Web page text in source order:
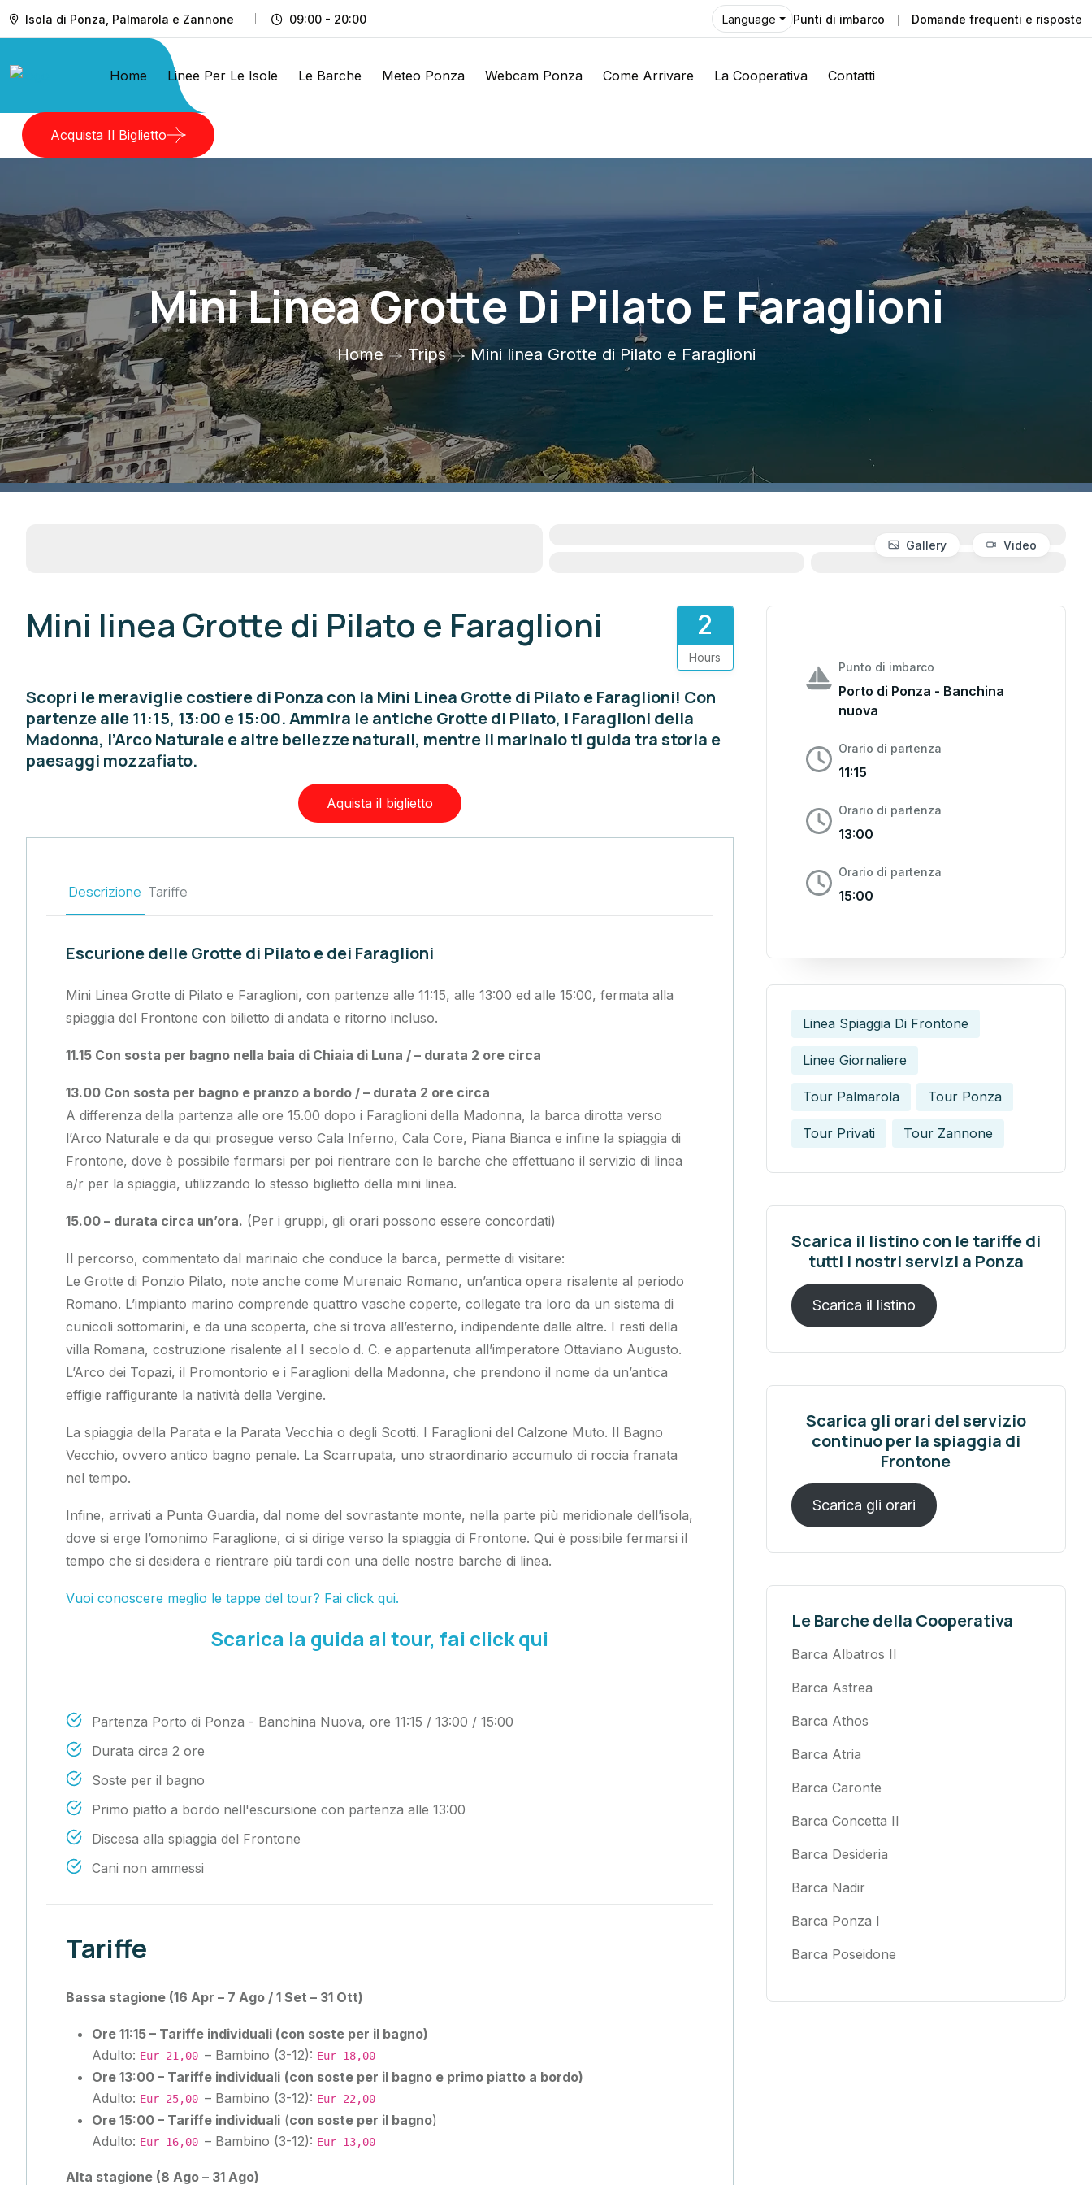
Isola di Ponza, Palmarola e Zannone 09:00 - 20:00 Language Punti di imbarco Domande frequenti e risposte
Home Linee Per Le Isole Le Barche Meteo Ponza Webcam Ponza Come Arrivare La Cooperativa Contatti
Acquista Il Biglietto
Mini Linea Grotte Di Pilato E Faraglioni
Home Trips Mini linea Grotte di Pilato e Faraglioni
Gallery Video
Mini linea Grotte di Pilato e Faraglioni 2
Hours
Scopri le meraviglie costiere di Ponza con la Mini Linea Grotte di Pilato e Faraglioni! Con
partenze alle 11:15, 13:00 e 15:00. Ammira le antiche Grotte di Pilato, i Faraglioni della
Madonna, l’Arco Naturale e altre bellezze naturali, mentre il marinaio ti guida tra storia e
paesaggi mozzafiato.
Aquista il biglietto
Descrizione Tariffe
Escurione delle Grotte di Pilato e dei Faraglioni
Mini Linea Grotte di Pilato e Faraglioni, con partenze alle 11:15, alle 13:00 ed alle 15:00, fermata alla
spiaggia del Frontone con bilietto di andata e ritorno incluso.
11.15 Con sosta per bagno nella baia di Chiaia di Luna / – durata 2 ore circa
13.00 Con sosta per bagno e pranzo a bordo / – durata 2 ore circa
A differenza della partenza alle ore 15.00 dopo i Faraglioni della Madonna, la barca dirotta verso
l’Arco Naturale e da qui prosegue verso Cala Inferno, Cala Core, Piana Bianca e infine la spiaggia di
Frontone, dove è possibile fermarsi per poi rientrare con le barche che effettuano il servizio di linea
a/r per la spiaggia, utilizzando lo stesso biglietto della mini linea.
15.00 – durata circa un’ora. (Per i gruppi, gli orari possono essere concordati)
Il percorso, commentato dal marinaio che conduce la barca, permette di visitare:
Le Grotte di Ponzio Pilato, note anche come Murenaio Romano, un’antica opera risalente al periodo
Romano. L’impianto marino comprende quattro vasche coperte, collegate tra loro da un sistema di
cunicoli sottomarini, e da una scoperta, che si trova all’esterno, indipendente dalle altre. I resti della
villa Romana, costruzione risalente al I secolo d. C. e appartenuta all’imperatore Ottaviano Augusto.
L’Arco dei Topazi, il Promontorio e i Faraglioni della Madonna, che prendono il nome da un’antica
effigie raffigurante la natività della Vergine.
La spiaggia della Parata e la Parata Vecchia o degli Scotti. I Faraglioni del Calzone Muto. Il Bagno
Vecchio, ovvero antico bagno penale. La Scarrupata, uno straordinario accumulo di roccia franata
nel tempo.
Infine, arrivati a Punta Guardia, dal nome del sovrastante monte, nella parte più meridionale dell’isola,
dove si erge l’omonimo Faraglione, ci si dirige verso la spiaggia di Frontone. Qui è possibile fermarsi il
tempo che si desidera e rientrare più tardi con una delle nostre barche di linea.
Vuoi conoscere meglio le tappe del tour? Fai click qui.
Scarica la guida al tour, fai click qui
Partenza Porto di Ponza - Banchina Nuova, ore 11:15 / 13:00 / 15:00
Durata circa 2 ore
Soste per il bagno
Primo piatto a bordo nell'escursione con partenza alle 13:00
Discesa alla spiaggia del Frontone
Cani non ammessi
Tariffe
Bassa stagione (16 Apr – 7 Ago / 1 Set – 31 Ott)
Ore 11:15 – Tariffe individuali (con soste per il bagno)
Adulto: Eur 21,00 – Bambino (3-12): Eur 18,00
Ore 13:00 – Tariffe individuali (con soste per il bagno e primo piatto a bordo)
Adulto: Eur 25,00 – Bambino (3-12): Eur 22,00
Ore 15:00 – Tariffe individuali (con soste per il bagno)
Adulto: Eur 16,00 – Bambino (3-12): Eur 13,00
Alta stagione (8 Ago – 31 Ago)
Punto di imbarco
Porto di Ponza - Banchina
nuova
Orario di partenza
11:15
Orario di partenza
13:00
Orario di partenza
15:00
Linea Spiaggia Di Frontone
Linee Giornaliere
Tour Palmarola Tour Ponza
Tour Privati Tour Zannone
Scarica il listino con le tariffe di
tutti i nostri servizi a Ponza
Scarica il listino
Scarica gli orari del servizio
continuo per la spiaggia di
Frontone
Scarica gli orari
Le Barche della Cooperativa
Barca Albatros II
Barca Astrea
Barca Athos
Barca Atria
Barca Caronte
Barca Concetta II
Barca Desideria
Barca Nadir
Barca Ponza I
Barca Poseidone